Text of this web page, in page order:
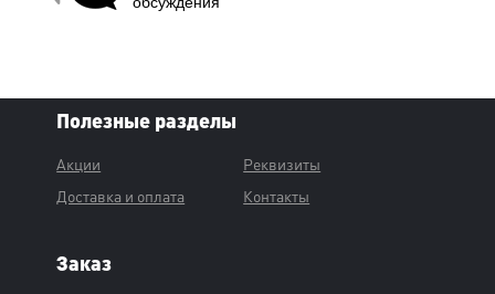
Полезные разделы
Акции
Доставка и оплата
Реквизиты
Контакты
Заказ